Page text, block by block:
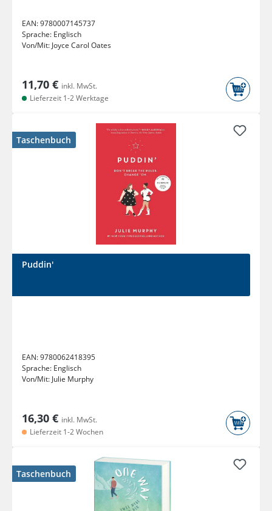
EAN:9780007145737
Sprache: Englisch
Von/Mit: Joyce Carol Oates
11,70 € inkl. MwSt.
Lieferzeit 1-2 Werktage
Taschenbuch
Puddin'
EAN:9780062418395
Sprache: Englisch
Von/Mit: Julie Murphy
16,30 € inkl. MwSt.
Lieferzeit 1-2 Wochen
Taschenbuch